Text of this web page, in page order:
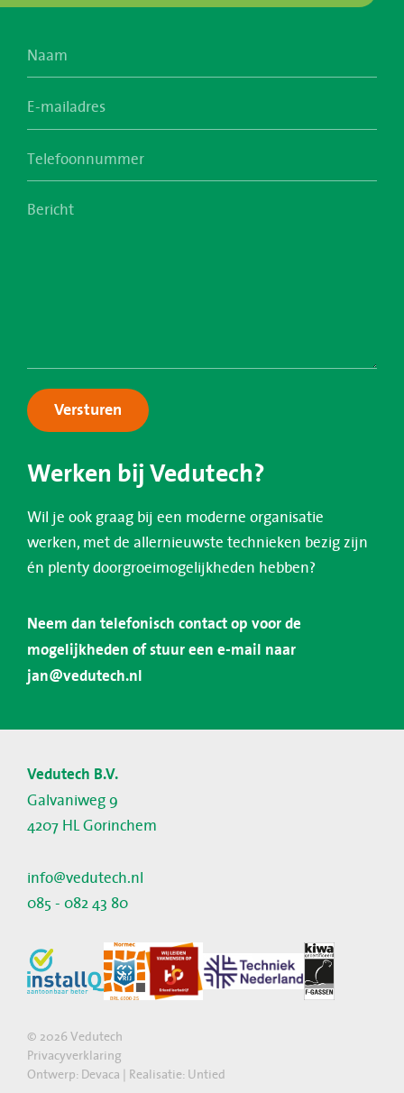
Versturen
Werken bij Vedutech?
Wil je ook graag bij een moderne organisatie
werken, met de allernieuwste technieken bezig zijn
én plenty doorgroeimogelijkheden hebben?
Neem dan telefonisch contact op voor de
mogelijkheden of stuur een e-mail naar
jan@vedutech.nl
Vedutech B.V.
Galvaniweg 9
4207 HL Gorinchem
info@vedutech.nl
085 - 082 43 80
© 2026Vedutech
Privacyverklaring
Ontwerp:Devaca | Realisatie:Untied